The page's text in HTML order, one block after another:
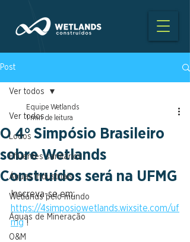
Post
Ver todos
Lodos
Efluentes sanitários
Águas Industriais
Wetlands pelo mundo
Águas de Mineração
O&M
Ver todos
O 4° Simpósio Brasileiro
sobre Wetlands
Construídos será na UFMG
Equipe Wetlands
1 min de leitura
Inscreva-se em:
https://4simposiowetlands.wixsite.com/uf
mg !